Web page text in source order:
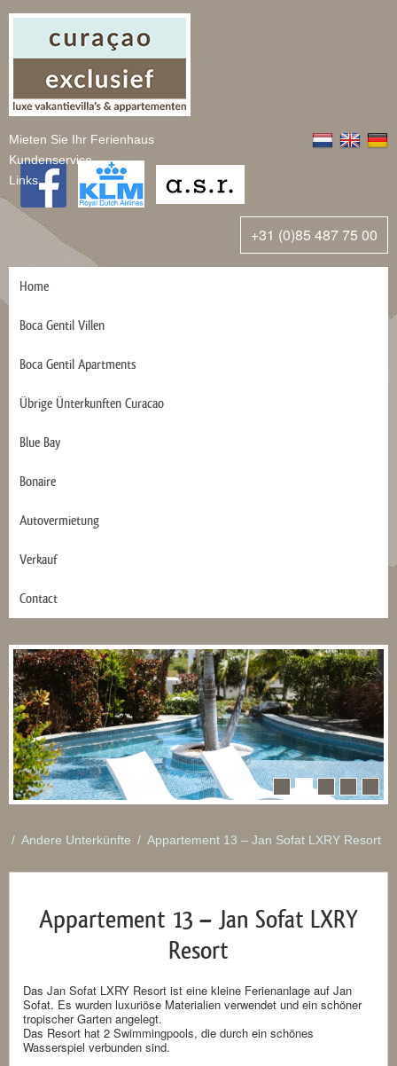
Mieten Sie Ihr Ferienhaus
Kundenservice
Links
+31 (0)85 487 75 00
Home
Boca Gentil Villen
Boca Gentil Apartments
Übrige Ünterkunften Curacao
Blue Bay
Bonaire
Autovermietung
Verkauf
Contact
/ Andere Unterkünfte / Appartement 13 – Jan Sofat LXRY Resort
Appartement 13 – Jan Sofat LXRY
Resort
Das Jan Sofat LXRY Resort ist eine kleine Ferienanlage auf Jan
Sofat. Es wurden luxuriöse Materialien verwendet und ein schöner
tropischer Garten angelegt.
Das Resort hat 2 Swimmingpools, die durch ein schönes
Wasserspiel verbunden sind.